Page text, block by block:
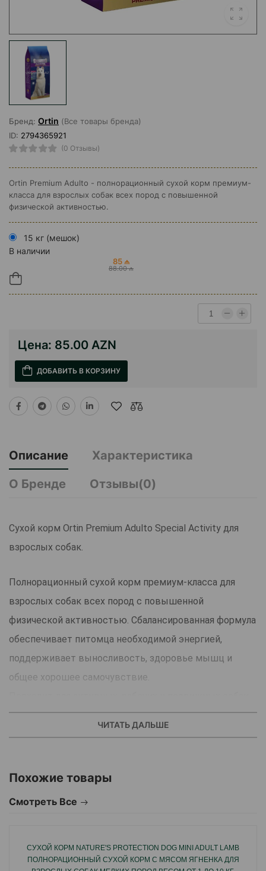
Бренд: Ortin (Все товары бренда)
ID: 2794365921
(0 Отзывы)
Ortin Premium Adulto - полнорационный сухой корм премиум-
класса для взрослых собак всех пород с повышенной
физической активностью.
15 кг (мешок)
В наличии
85 ₼
88.00 ₼
Цена: 85.00 AZN
ДОБАВИТЬ В КОРЗИНУ
Описание
Характеристика
О Бренде
Отзывы(0)
Сухой корм Ortin Premium Adulto Special Activity для
взрослых собак.
Полнорационный сухой корм премиум-класса для
взрослых собак всех пород с повышенной
физической активностью. Сбалансированная формула
обеспечивает питомца необходимой энергией,
поддерживает выносливость, здоровье мышц и
общее хорошее самочувствие.
Страна производства: Испания.
ЧИТАТЬ ДАЛЬШЕ
Похожие товары
Смотреть Все
СУХОЙ КОРМ NATURE'S PROTECTION DOG MINI ADULT LAMB
ПОЛНОРАЦИОННЫЙ СУХОЙ КОРМ С МЯСОМ ЯГНЕНКА ДЛЯ